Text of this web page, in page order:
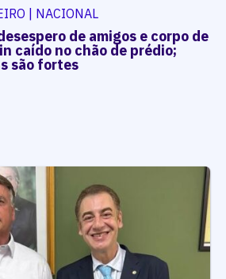
| NACIONAL
de amigos e corpo de
caído no chão de prédio;
são fortes